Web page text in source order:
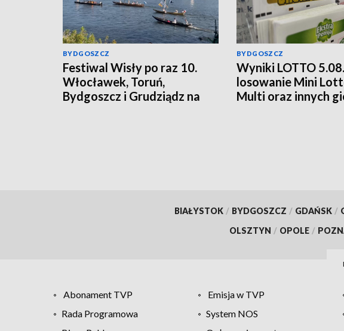
BYDGOSZCZ
Festiwal Wisły po raz 10.
Włocławek, Toruń,
Bydgoszcz i Grudziądz na
BYDGOSZCZ
Wyniki LOTTO
losowanie Mini
Multi oraz innych
BIAŁYSTOK / BYDGOSZCZ / GDAŃSK /
OLSZTYN / OPOLE /
Abonament TVP Emisja w TVP
Rada Programowa
System NOS